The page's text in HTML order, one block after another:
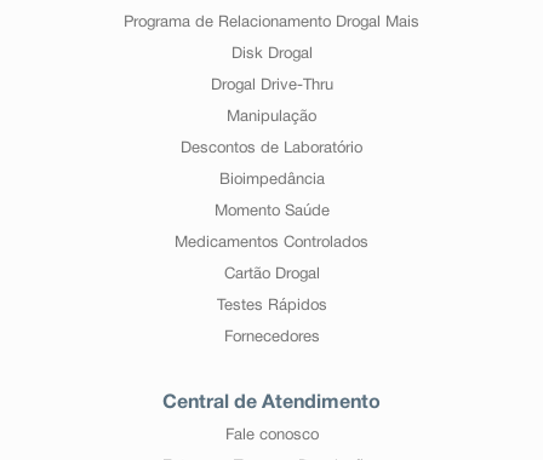
Programa de Relacionamento Drogal Mais
Disk Drogal
Drogal Drive-Thru
Manipulação
Descontos de Laboratório
Bioimpedância
Momento Saúde
Medicamentos Controlados
Cartão Drogal
Testes Rápidos
Fornecedores
Central de Atendimento
Fale conosco